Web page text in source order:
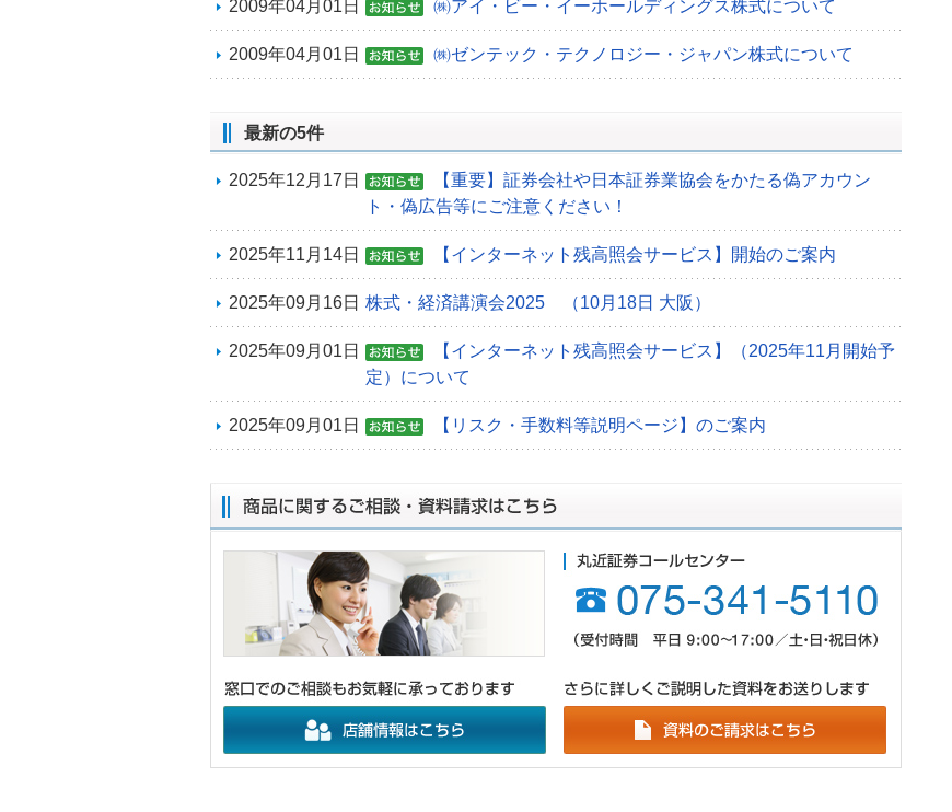
2009年04月01日 ㈱アイ・ビー・イーホールディングス株式について
2009年04月01日 ㈱ゼンテック・テクノロジー・ジャパン株式について
最新の5件
2025年12月17日
【重要】証券会社や日本証券業協会をかたる偽アカウン
ト・偽広告等にご注意ください！
2025年11月14日 【インターネット残高照会サービス】開始のご案内
2025年09月16日 株式・経済講演会2025 （10月18日 大阪）
2025年09月01日
【インターネット残高照会サービス】（2025年11月開始予
定）について
2025年09月01日 【リスク・手数料等説明ページ】のご案内